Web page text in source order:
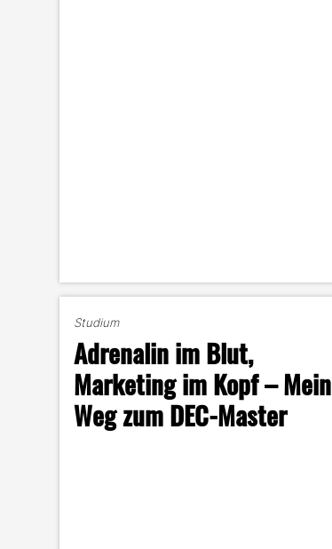
Studium
Adrenalin im Blut,
Marketing im Kopf – Mein
Weg zum DEC-Master